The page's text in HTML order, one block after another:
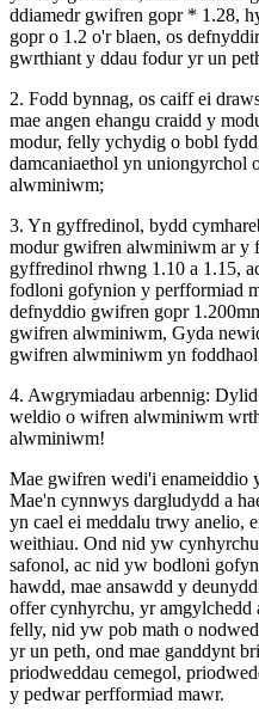
ddiamedr gwifren gopr * 1.28,
gopr o 1.2 o'r blaen, os
gwrthiant y ddau fodur yr un
2. Fodd bynnag, os caiff ei
mae angen ehangu craidd y
modur, felly ychydig o bobl
damcaniaethol yn uniongyrchol
alwminiwm;
3. Yn gyffredinol, bydd
modur gwifren alwminiwm ar y
gyffredinol rhwng 1.10 a 1.15,
fodloni gofynion y perfformiad
defnyddio gwifren gopr
gwifren alwminiwm, Gyda
gwifren alwminiwm yn
4. Awgrymiadau arbennig:
weldio o wifren alwminiwm
alwminiwm!
Mae gwifren wedi'i enameiddio
Mae'n cynnwys dargludydd a
yn cael ei meddalu trwy anelio,
weithiau. Ond nid yw
safonol, ac nid yw bodloni
hawdd, mae ansawdd y
offer cynhyrchu, yr amgylchedd
felly, nid yw pob math o
yr un peth, ond mae ganddynt
priodweddau cemegol,
y pedwar perfformiad mawr.